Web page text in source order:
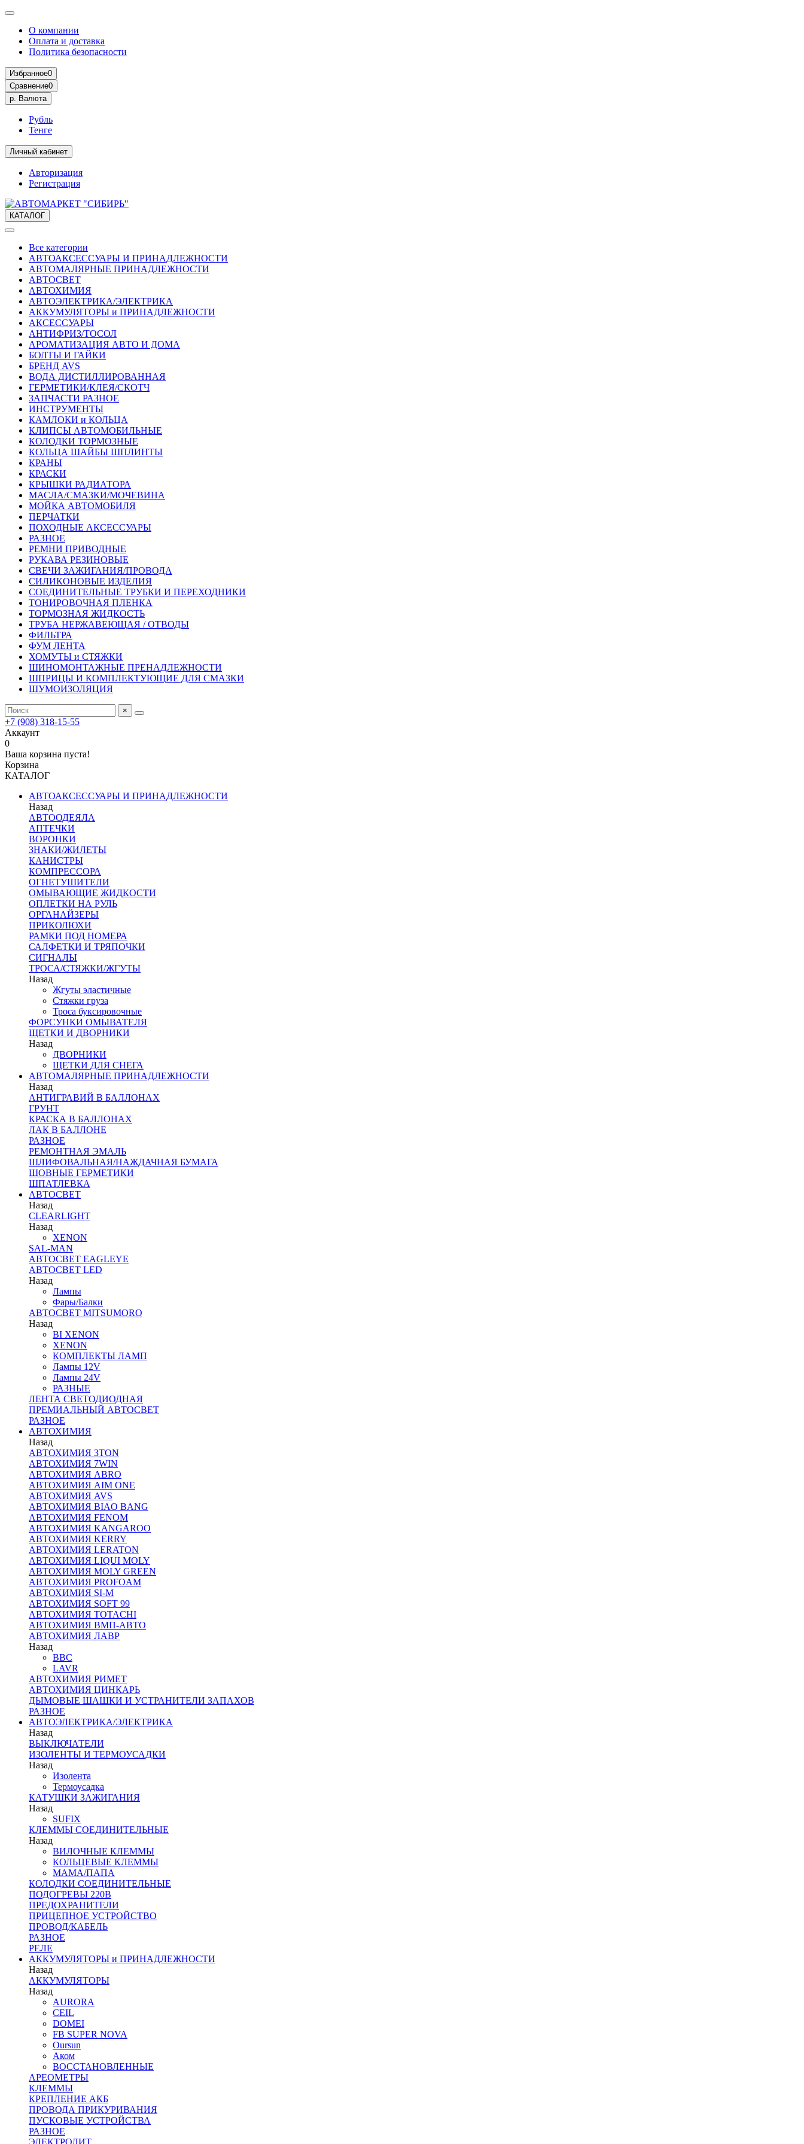
О компании
Оплата и доставка
Политика безопасности
Избранное0
Сравнение0
р. Валюта
Рубль
Тенге
Личный кабинет
Авторизация
Регистрация
КАТАЛОГ
Все категории
АВТОАКСЕССУАРЫ И ПРИНАДЛЕЖНОСТИ
АВТОМАЛЯРНЫЕ ПРИНАДЛЕЖНОСТИ
АВТОСВЕТ
АВТОХИМИЯ
АВТОЭЛЕКТРИКА/ЭЛЕКТРИКА
АККУМУЛЯТОРЫ и ПРИНАДЛЕЖНОСТИ
АКСЕССУАРЫ
АНТИФРИЗ/ТОСОЛ
АРОМАТИЗАЦИЯ АВТО И ДОМА
БОЛТЫ И ГАЙКИ
БРЕНД AVS
ВОДА ДИСТИЛЛИРОВАННАЯ
ГЕРМЕТИКИ/КЛЕЯ/СКОТЧ
ЗАПЧАСТИ РАЗНОЕ
ИНСТРУМЕНТЫ
КАМЛОКИ и КОЛЬЦА
КЛИПСЫ АВТОМОБИЛЬНЫЕ
КОЛОДКИ ТОРМОЗНЫЕ
КОЛЬЦА ШАЙБЫ ШПЛИНТЫ
КРАНЫ
КРАСКИ
КРЫШКИ РАДИАТОРА
МАСЛА/СМАЗКИ/МОЧЕВИНА
МОЙКА АВТОМОБИЛЯ
ПЕРЧАТКИ
ПОХОДНЫЕ АКСЕССУАРЫ
РАЗНОЕ
РЕМНИ ПРИВОДНЫЕ
РУКАВА РЕЗИНОВЫЕ
СВЕЧИ ЗАЖИГАНИЯ/ПРОВОДА
СИЛИКОНОВЫЕ ИЗДЕЛИЯ
СОЕДИНИТЕЛЬНЫЕ ТРУБКИ И ПЕРЕХОДНИКИ
ТОНИРОВОЧНАЯ ПЛЕНКА
ТОРМОЗНАЯ ЖИДКОСТЬ
ТРУБА НЕРЖАВЕЮЩАЯ / ОТВОДЫ
ФИЛЬТРА
ФУМ ЛЕНТА
ХОМУТЫ и СТЯЖКИ
ШИНОМОНТАЖНЫЕ ПРЕНАДЛЕЖНОСТИ
ШПРИЦЫ И КОМПЛЕКТУЮЩИЕ ДЛЯ СМАЗКИ
ШУМОИЗОЛЯЦИЯ
×
+7 (908) 318-15-55
Аккаунт
0
Ваша корзина пуста!
Корзина
КАТАЛОГ
АВТОАКСЕССУАРЫ И ПРИНАДЛЕЖНОСТИ
Назад
АВТООДЕЯЛА
АПТЕЧКИ
ВОРОНКИ
ЗНАКИ/ЖИЛЕТЫ
КАНИСТРЫ
КОМПРЕССОРА
ОГНЕТУШИТЕЛИ
ОМЫВАЮЩИЕ ЖИДКОСТИ
ОПЛЕТКИ НА РУЛЬ
ОРГАНАЙЗЕРЫ
ПРИКОЛЮХИ
РАМКИ ПОД НОМЕРА
САЛФЕТКИ И ТРЯПОЧКИ
СИГНАЛЫ
ТРОСА/СТЯЖКИ/ЖГУТЫ
Назад
Жгуты эластичные
Стяжки груза
Троса буксировочные
ФОРСУНКИ ОМЫВАТЕЛЯ
ЩЕТКИ И ДВОРНИКИ
Назад
ДВОРНИКИ
ЩЕТКИ ДЛЯ СНЕГА
АВТОМАЛЯРНЫЕ ПРИНАДЛЕЖНОСТИ
Назад
АНТИГРАВИЙ В БАЛЛОНАХ
ГРУНТ
КРАСКА В БАЛЛОНАХ
ЛАК В БАЛЛОНЕ
РАЗНОЕ
РЕМОНТНАЯ ЭМАЛЬ
ШЛИФОВАЛЬНАЯ/НАЖДАЧНАЯ БУМАГА
ШОВНЫЕ ГЕРМЕТИКИ
ШПАТЛЕВКА
АВТОСВЕТ
Назад
CLEARLIGHT
Назад
XENON
SAL-MAN
АВТОСВЕТ EAGLEYE
АВТОСВЕТ LED
Назад
Лампы
Фары/Балки
АВТОСВЕТ MITSUMORO
Назад
BI XENON
XENON
КОМПЛЕКТЫ ЛАМП
Лампы 12V
Лампы 24V
РАЗНЫЕ
ЛЕНТА СВЕТОДИОДНАЯ
ПРЕМИАЛЬНЫЙ АВТОСВЕТ
РАЗНОЕ
АВТОХИМИЯ
Назад
АВТОХИМИЯ 3TON
АВТОХИМИЯ 7WIN
АВТОХИМИЯ ABRO
АВТОХИМИЯ AIM ONE
АВТОХИМИЯ AVS
АВТОХИМИЯ BIAO BANG
АВТОХИМИЯ FENOM
АВТОХИМИЯ KANGAROO
АВТОХИМИЯ KERRY
АВТОХИМИЯ LERATON
АВТОХИМИЯ LIQUI MOLY
АВТОХИМИЯ MOLY GREEN
АВТОХИМИЯ PROFOAM
АВТОХИМИЯ SI-M
АВТОХИМИЯ SOFT 99
АВТОХИМИЯ TOTACHI
АВТОХИМИЯ ВМП-АВТО
АВТОХИМИЯ ЛАВР
Назад
BBC
LAVR
АВТОХИМИЯ РИМЕТ
АВТОХИМИЯ ЦИНКАРЬ
ДЫМОВЫЕ ШАШКИ И УСТРАНИТЕЛИ ЗАПАХОВ
РАЗНОЕ
АВТОЭЛЕКТРИКА/ЭЛЕКТРИКА
Назад
ВЫКЛЮЧАТЕЛИ
ИЗОЛЕНТЫ И ТЕРМОУСАДКИ
Назад
Изолента
Термоусадка
КАТУШКИ ЗАЖИГАНИЯ
Назад
SUFIX
КЛЕММЫ СОЕДИНИТЕЛЬНЫЕ
Назад
ВИЛОЧНЫЕ КЛЕММЫ
КОЛЬЦЕВЫЕ КЛЕММЫ
МАМА/ПАПА
КОЛОДКИ СОЕДИНИТЕЛЬНЫЕ
ПОДОГРЕВЫ 220В
ПРЕДОХРАНИТЕЛИ
ПРИЦЕПНОЕ УСТРОЙСТВО
ПРОВОД/КАБЕЛЬ
РАЗНОЕ
РЕЛЕ
АККУМУЛЯТОРЫ и ПРИНАДЛЕЖНОСТИ
Назад
АККУМУЛЯТОРЫ
Назад
AURORA
CEIL
DOMEI
FB SUPER NOVA
Oursun
Аком
ВОССТАНОВЛЕННЫЕ
АРЕОМЕТРЫ
КЛЕММЫ
КРЕПЛЕНИЕ АКБ
ПРОВОДА ПРИКУРИВАНИЯ
ПУСКОВЫЕ УСТРОЙСТВА
РАЗНОЕ
ЭЛЕКТРОЛИТ